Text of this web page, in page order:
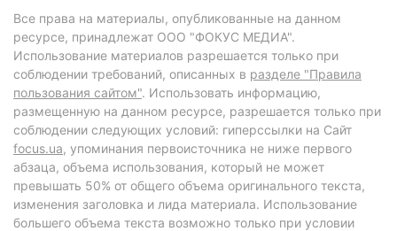
Все права на материалы, опубликованные на данном
ресурсе, принадлежат ООО "ФОКУС МЕДИА".
Использование материалов разрешается только при
соблюдении требований, описанных в разделе "Правила
пользования сайтом". Использовать информацию,
размещенную на данном ресурсе, разрешается только при
соблюдении следующих условий: гиперссылки на Сайт
focus.ua, упоминания первоисточника не ниже первого
абзаца, объема использования, который не может
превышать 50% от общего объема оригинального текста,
изменения заголовка и лида материала. Использование
большего объема текста возможно только при условии